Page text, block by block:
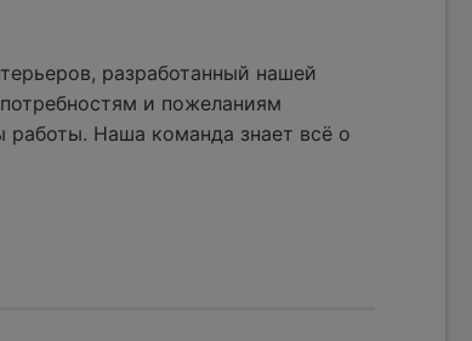
разработанный нашей
и пожеланиям
работы. Наша команда знает всё о